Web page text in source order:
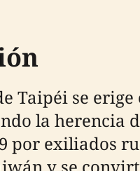
Taipéi se
la herencia
por exiliados